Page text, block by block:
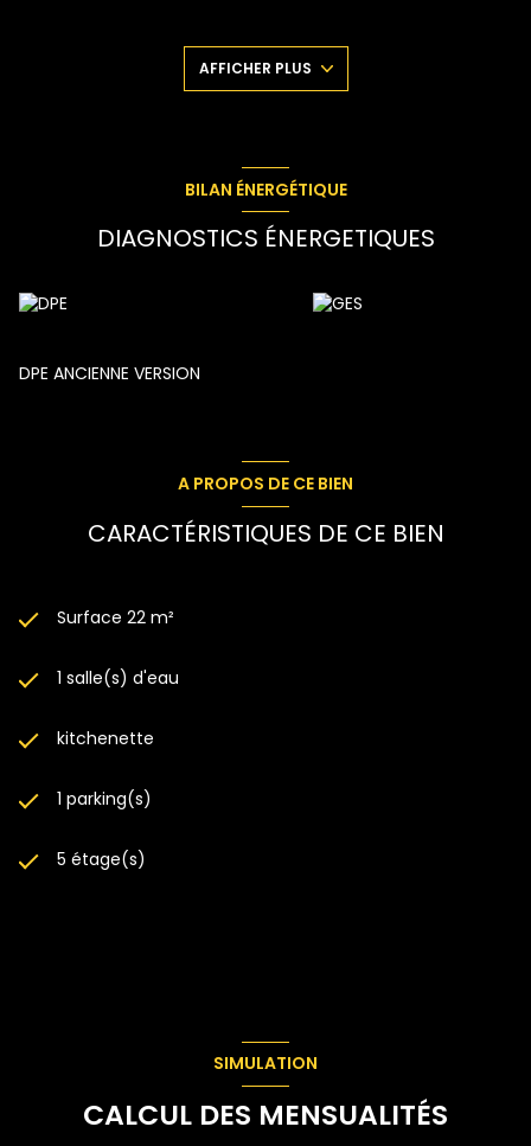
Je vous fait visiter? On commence donc avec l'entrée
tout d'abord qui dessert dans la continuité la pièce de vie.
Vous pourrez assez facilement faire ici votre séJour en
complètent l'ensemble. Des travaux sont à prévoir pour
isoler et remettre au gout du jour. ça permettra de ne pas
avoir de trop grosse facture d'électricité au mois de
Une place de parking est vendue avec l'appartement pour
Et si c'était le Jour J pour un nouveau proJet de vie?!
AFFICHER PLUS
BILAN ÉNERGÉTIQUE
DIAGNOSTICS ÉNERGETIQUES
DPE ANCIENNE VERSION
A PROPOS DE CE BIEN
CARACTÉRISTIQUES DE CE BIEN
Surface 22 m²
1 salle(s) d'eau
kitchenette
1 parking(s)
5 étage(s)
SIMULATION
CALCUL DES MENSUALITÉS